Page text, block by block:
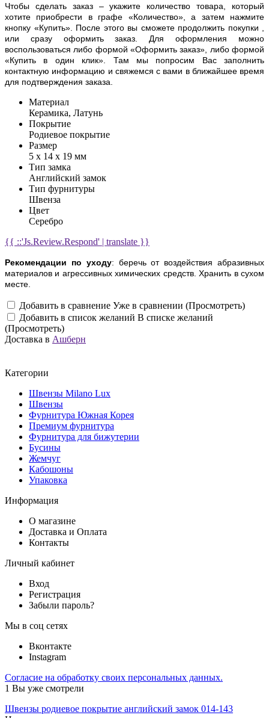
Чтобы сделать заказ – укажите количество товара, который
хотите приобрести в графе «Количество», а затем нажмите
кнопку «Купить». После этого вы сможете продолжить покупки ,
или сразу оформить заказ. Для оформления можно
воспользоваться либо формой «Оформить заказ», либо формой
«Купить в один клик». Там мы попросим Вас заполнить
контактную информацию и свяжемся с вами в ближайшее время
для подтверждения заказа.
Материал
Керамика, Латунь
Покрытие
Родиевое покрытие
Размер
5 х 14 х 19 мм
Тип замка
Английский замок
Тип фурнитуры
Швенза
Цвет
Серебро
{{ ::'Js.Review.Respond' | translate }}
Рекомендации по уходу: беречь от воздействия абразивных
материалов и агрессивных химических средств. Хранить в сухом
месте.
Добавить в сравнение Уже в сравнении (Просмотреть)
Добавить в список желаний В списке желаний
(Просмотреть)
Доставка в Ашберн
Категории
Швензы Milano Lux
Швензы
Фурнитура Южная Корея
Премиум фурнитура
Фурнитура для бижутерии
Бусины
Жемчуг
Кабошоны
Упаковка
Информация
О магазине
Доставка и Оплата
Контакты
Личный кабинет
Вход
Регистрация
Забыли пароль?
Мы в соц сетях
Вконтакте
Instagram
Согласие на обработку своих персональных данных.
1 Вы уже смотрели
Швензы родиевое покрытие английский замок 014-143